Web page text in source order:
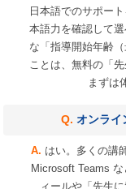
日本語でのサポー
本語力を確認して
な「指導開始年齢
ことは、無料の「
まずは
オンライ
はい。多くの講
Microsoft Teams
ィールや「先生